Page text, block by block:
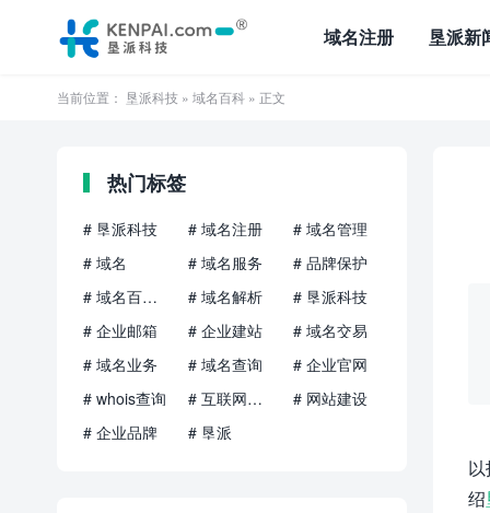
域名注册 垦派新
当前位置： 垦派科技 » 域名百科 » 正文
绍
热门标签
# 垦派科技 # 域名注册
# 域名管理
# 域名
# 域名服务
# 品牌保护
# 域名百科知识
# 域名解析
# 垦派科技
# 企业邮箱
# 企业建站
# 域名交易
# 域名业务
# 域名查询
# 企业官网
# whois查询
# 互联网品牌
# 网站建设
# 企业品牌
# 垦派